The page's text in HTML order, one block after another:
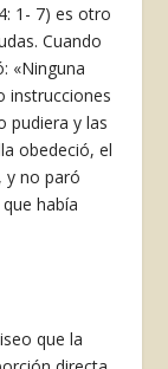
1- 7) es otro
Cuando
«Ninguna
instrucciones
pudiera y las
obedeció, el
y no paró
había
que la